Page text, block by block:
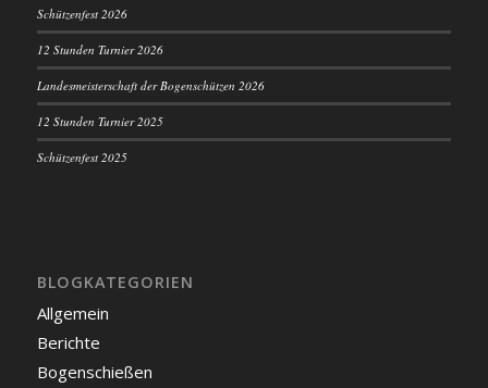
Schützenfest 2026
12 Stunden Turnier 2026
Landesmeisterschaft der Bogenschützen 2026
12 Stunden Turnier 2025
Schützenfest 2025
BLOGKATEGORIEN
Allgemein
Berichte
Bogenschießen